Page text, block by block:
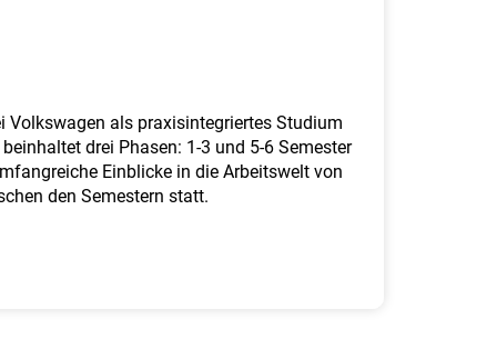
als praxisintegriertes Studium
drei Phasen: 1-3 und 5-6 Semester
Einblicke in die Arbeitswelt von
den Semestern statt.